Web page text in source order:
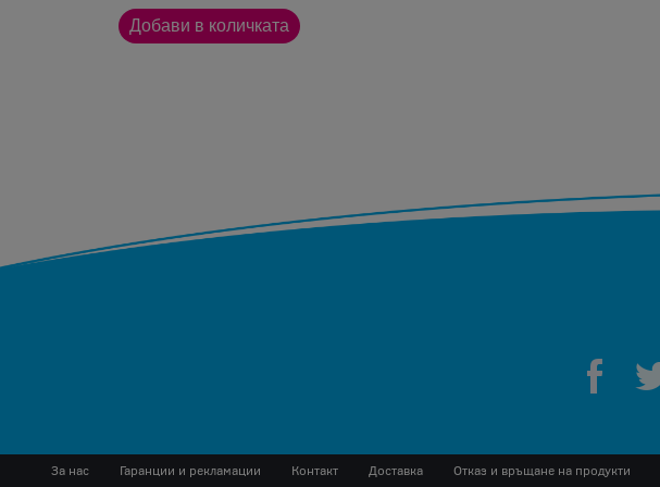
За нас Гаранции и рекламации Контакт Доставка Отказ и връщане на продукти